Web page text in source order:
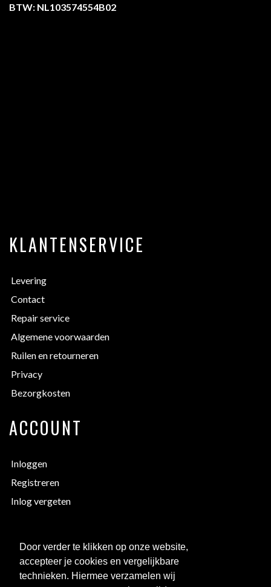
Door verder te klikken op onze website,
accepteer je cookies en vergelijkbare
technieken. Hiermee verzamelen wij
BTW: NL103574554B02
KLANTENSERVICE
Levering
Contact
Repair service
Algemene voorwaarden
Ruilen en retourneren
Privacy
Bezorgkosten
ACCOUNT
Inloggen
Registreren
Inlog vergeten
Bedrukken